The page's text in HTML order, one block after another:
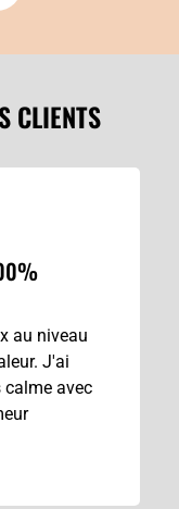
CLIENTS
au niveau
J'ai
avec